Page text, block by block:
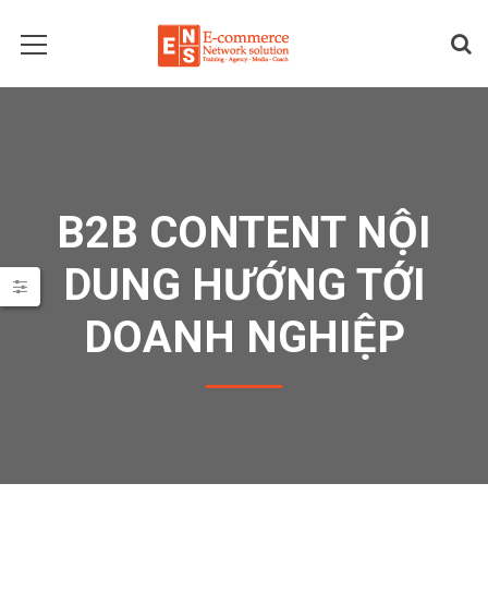
B2B CONTENT NỘI
DUNG HƯỚNG TỚI
DOANH NGHIỆP